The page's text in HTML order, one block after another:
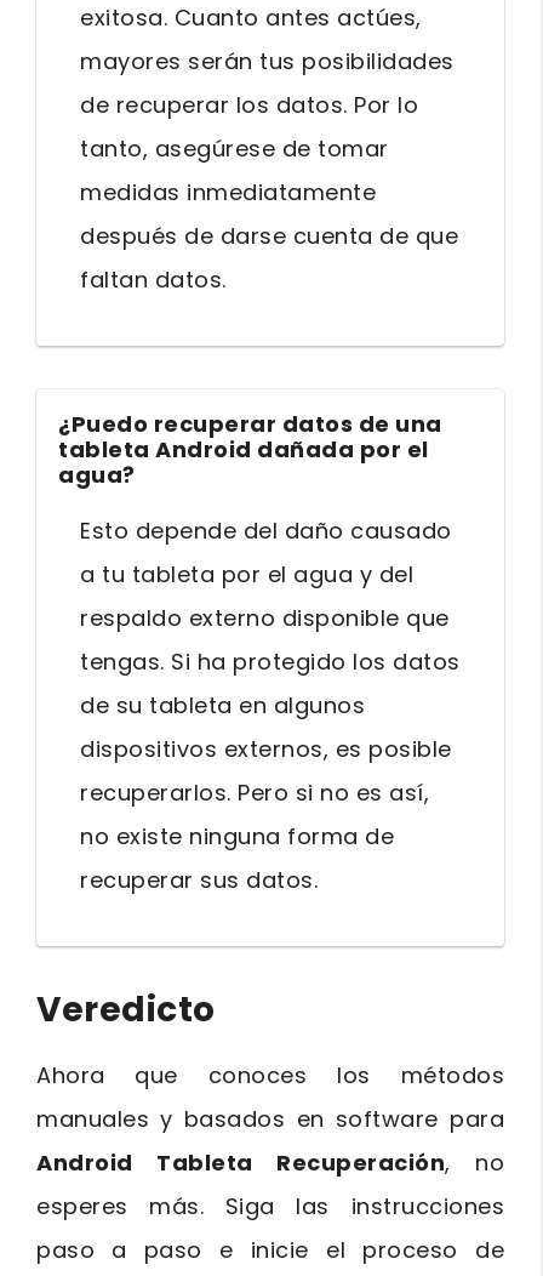
exitosa. Cuanto antes actúes,
mayores serán tus posibilidades
de recuperar los datos. Por lo
tanto, asegúrese de tomar
medidas inmediatamente
después de darse cuenta de que
faltan datos.
¿Puedo recuperar datos de una
tableta Android dañada por el
agua?
Esto depende del daño causado
a tu tableta por el agua y del
respaldo externo disponible que
tengas. Si ha protegido los datos
de su tableta en algunos
dispositivos externos, es posible
recuperarlos. Pero si no es así,
no existe ninguna forma de
recuperar sus datos.
Veredicto
Ahora que conoces los métodos
manuales y basados en software para
Android Tableta Recuperación, no
esperes más. Siga las instrucciones
paso a paso e inicie el proceso de